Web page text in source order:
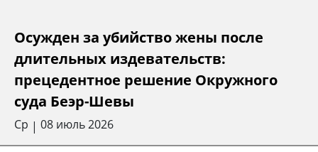
Осужден за убийство жены после
длительных издевательств:
прецедентное решение Окружного
суда Беэр-Шевы
Ср | 08 июль 2026